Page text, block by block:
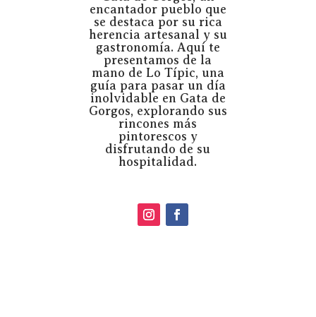
encantador pueblo que
se destaca por su rica
herencia artesanal y su
gastronomía. Aquí te
presentamos de la
mano de Lo Típic, una
guía para pasar un día
inolvidable en Gata de
Gorgos, explorando sus
rincones más
pintorescos y
disfrutando de su
hospitalidad.